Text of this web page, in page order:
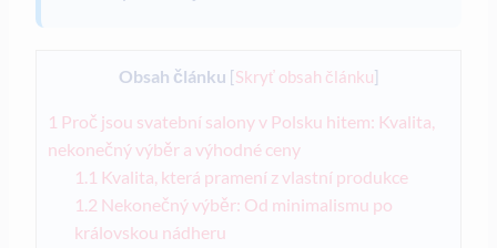
Obsah článku [Skryť obsah článku]
1 Proč jsou svatební salony v Polsku hitem: Kvalita,
nekonečný výběr a výhodné ceny
1.1 Kvalita, která pramení z vlastní produkce
1.2 Nekonečný výběr: Od minimalismu po
královskou nádheru